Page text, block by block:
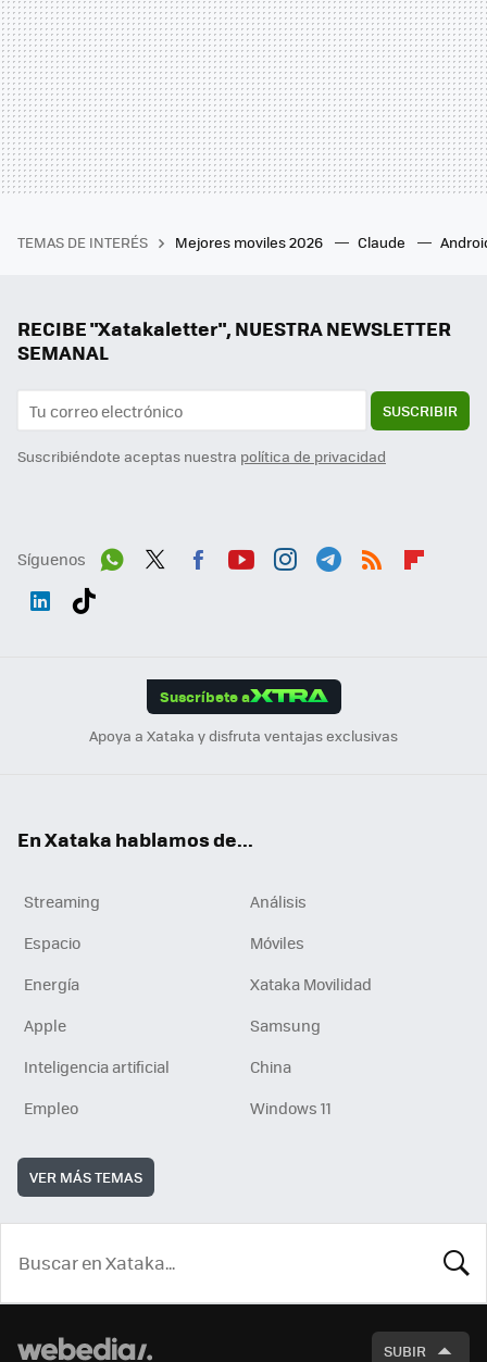
TEMAS DE INTERÉS Mejores moviles 2026 Claude
RECIBE "Xatakaletter", NUESTRA NEWSLETTER
SEMANAL
SUSCRIBIR
Suscribiéndote aceptas nuestra política de privacidad
Síguenos
Suscríbete a
Apoya a Xataka y disfruta ventajas exclusivas
En Xataka hablamos de...
Streaming
Análisis
Espacio
Móviles
Energía
Xataka Movilidad
Apple
Samsung
Inteligencia artificial
China
Empleo
Windows 11
VER MÁS TEMAS
SUBIR